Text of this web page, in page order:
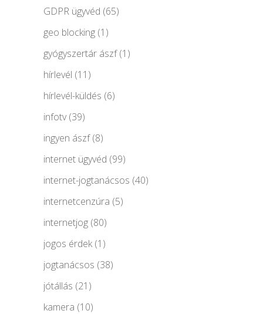
GDPR ügyvéd (65)
geo blocking (1)
gyógyszertár ászf(1)
hírlevél (11)
hírlevél-küldés (6)
infotv(39)
ingyen ászf(8)
internet ügyvéd (99)
internet-jogtanácsos (40)
internetcenzúra (5)
internetjog (80)
jogos érdek(1)
jogtanácsos (38)
jótállás (21)
kamera (10)